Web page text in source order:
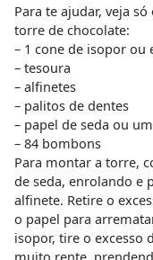
Para te ajudar, veja
torre de chocolate:
– 1 cone de isopor ou
– tesoura
– alfinetes
– palitos de dentes
– papel de seda ou
– 84 bombons
Para montar a torre,
de seda, enrolando e
alfinete. Retire o
o papel para
isopor, tire o excesso
muito rente,